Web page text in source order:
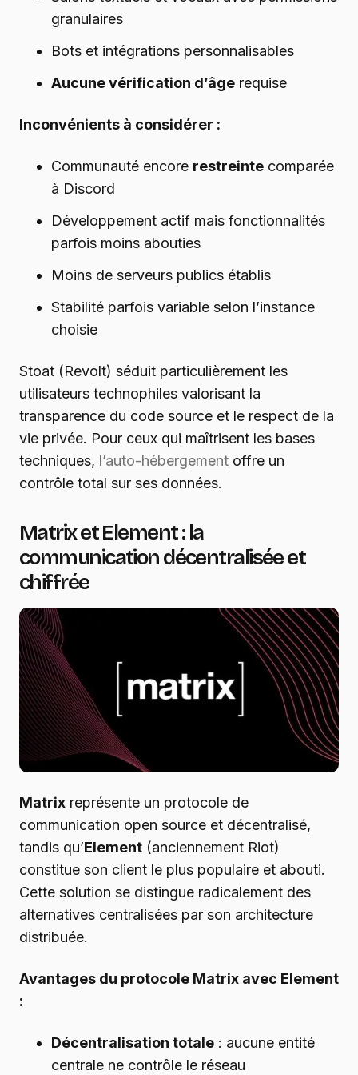
granulaires
Bots et intégrations personnalisables
Aucune vérification d’âge requise
Inconvénients à considérer :
Communauté encore restreinte comparée
à Discord
Développement actif mais fonctionnalités
parfois moins abouties
Moins de serveurs publics établis
Stabilité parfois variable selon l’instance
choisie
Stoat (Revolt) séduit particulièrement les
utilisateurs technophiles valorisant la
transparence du code source et le respect de la
vie privée. Pour ceux qui maîtrisent les bases
techniques, l’auto-hébergement offre un
contrôle total sur ses données.
Matrix et Element : la
communication décentralisée et
chiffrée
Matrix représente un protocole de
communication open source et décentralisé,
tandis qu’Element (anciennement Riot)
constitue son client le plus populaire et abouti.
Cette solution se distingue radicalement des
alternatives centralisées par son architecture
distribuée.
Avantages du protocole Matrix avec Element
:
Décentralisation totale : aucune entité
centrale ne contrôle le réseau